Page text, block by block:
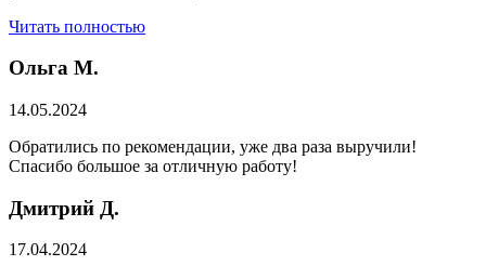
Читать полностью
Ольга М.
14.05.2024
Обратились по рекомендации, уже два раза выручили!
Спасибо большое за отличную работу!
Дмитрий Д.
17.04.2024